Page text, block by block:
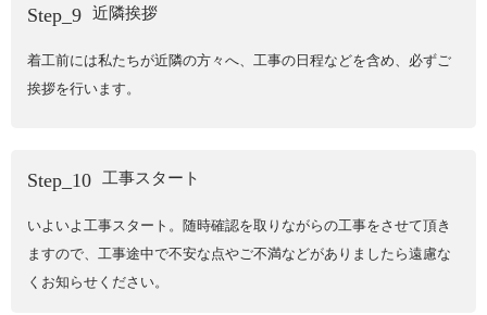
Step_9 近隣挨拶
着工前には私たちが近隣の方々へ、工事の日程などを含め、必ずご
挨拶を行います。
Step_10 工事スタート
いよいよ工事スタート。随時確認を取りながらの工事をさせて頂き
ますので、工事途中で不安な点やご不満などがありましたら遠慮な
くお知らせください。